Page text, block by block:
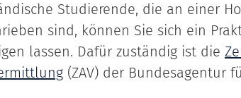
Studierende, die an einer
sind, können Sie sich ein
lassen. Dafür zuständig ist die
(ZAV) der Bundesagentur